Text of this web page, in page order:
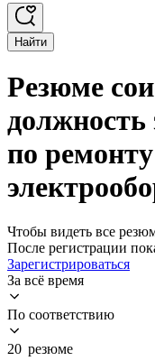
Найти
Резюме
должность
по ремонту
Чтобы видеть все
После регистрации
Зарегистрироваться
За всё время
По соответствию
20 резюме